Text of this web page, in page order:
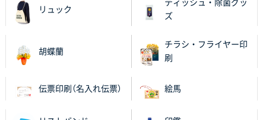
2025年11月27日 10:45
2025年11月25日 16:41
前回同様、安心できるから
リュック
ティッシュ・除菌グッ
ズ
胡蝶蘭
チラシ・フライヤー印
刷
伝票印刷（名入れ伝票） 絵馬